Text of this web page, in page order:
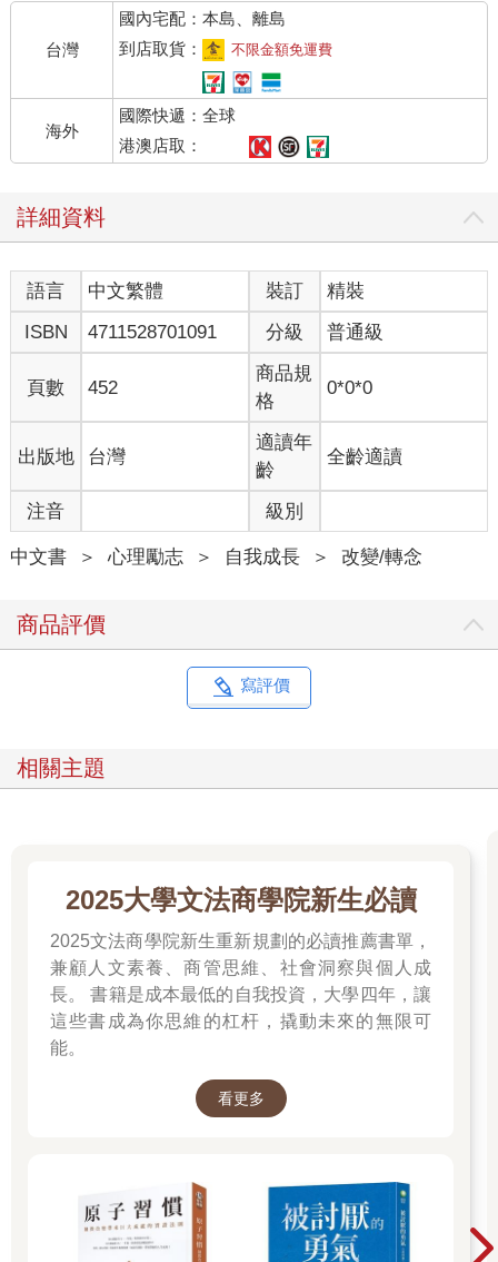
凱西走到窗口跟他說了些什麼，他朝外面看了看，見我正看著
他，微笑地對我揮揮手。
我猶豫地揮揮手，感覺有點荒謬。我沒有在咖啡館裡跟廚師打招
呼的習慣。
凱西繼續和那個男人交談，而我把心思轉回到菜單上。
幾分鐘後，當我重讀第一個問題──
你為什麼在這裡？
凱西走了回來，坐在我對面。
「那是麥克。」她說：「他是咖啡館的老闆，也負責廚房。他說
有空時會出來見見你。我問了你的餐點有沒有問題，他說分量很
我點點頭，不太確定該怎麼回應。「謝謝。這是，呃……某種服
務嗎？」
她笑了笑說：「我們盡力做到最好。」她伸手拿過我一直在看的
菜單，並把它翻到正面。「還有，」她指向菜單上提到可以詢問
翻過菜單，把提問那一面向著我，放回桌上。
「你知道嗎？」她繼續說道：「看著這個問題是一回事，但改變
我看著她，困惑地問：「改變問題？什麼意思？」
「怎樣的不一樣？」我困惑地回答。「是我不能在這裡吃飯了？
還是我要點別的東西？」
「不，」她慢慢地搖了搖頭。「是更大的改變。」
我不確定是因為她說的話，還是她聲音中的力量，但是她說著
「更大的改變」時，我的手臂上起了雞皮疙瘩。雖然我完全不知
「我不太懂妳的意思。」我說。
己，你就不再是從前的你了。」
什麼？我心想。不再是以前的我？這是什麼意思？
台灣
國內宅配：本島、離島
到店取貨：
不限金額免運費
海外
國際快遞：全球
港澳店取：
詳細資料
語言 中文繁體 裝訂
精裝
ISBN
4711528701091 分級 普通級
頁數 452
商品規
格
0*0*0
出版地 台灣
適讀年
齡
全齡適讀
注音 級別
中文書 ＞ 心理勵志 ＞ 自我成長 ＞ 改變/轉念
商品評價
寫評價
相關主題
2025大學文法商學院新生必讀
2025文法商學院新生重新規劃的必讀推薦書單，
兼顧人文素養、商管思維、社會洞察與個人成
長。 書籍是成本最低的自我投資，大學四年，讓
這些書成為你思維的杠杆，撬動未來的無限可
能。
看更多